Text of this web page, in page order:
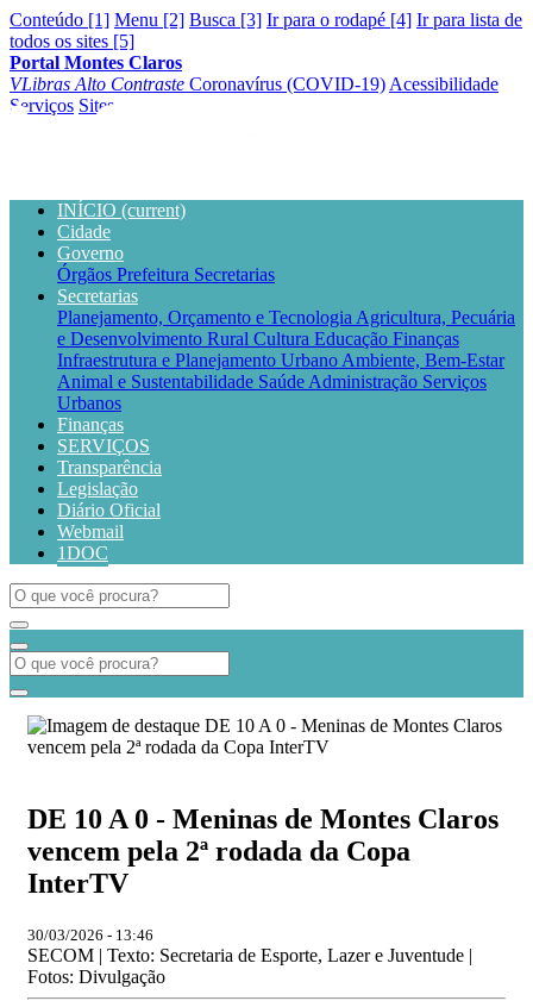
Conteúdo [1] Menu [2] Busca [3] Ir para o rodapé [4] Ir para lista de
todos os sites [5]
Portal Montes Claros
VLibras Alto Contraste Coronavírus (COVID-19) Acessibilidade
Serviços Sites
INÍCIO (current)
Cidade
Governo
Órgãos Prefeitura Secretarias
Secretarias
Planejamento, Orçamento e Tecnologia Agricultura, Pecuária
e Desenvolvimento Rural Cultura Educação Finanças
Infraestrutura e Planejamento Urbano Ambiente, Bem-Estar
Animal e Sustentabilidade Saúde Administração Serviços
Urbanos
Finanças
SERVIÇOS
Transparência
Legislação
Diário Oficial
Webmail
1DOC
DE 10 A 0 - Meninas de Montes Claros
vencem pela 2ª rodada da Copa
InterTV
30/03/2026 - 13:46
SECOM | Texto: Secretaria de Esporte, Lazer e Juventude |
Fotos: Divulgação